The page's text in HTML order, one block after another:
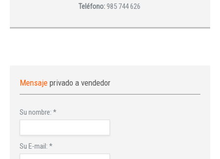
Teléfono:985 744 626
Mensaje privado a vendedor
Su nombre: *
Su E-mail: *